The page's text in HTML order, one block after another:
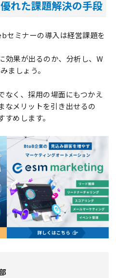
れた課題解決の手段
セミナーの導入は経営課題を
効果が出るのか、分析し、W
ましょう。
なく、採用の場面にもつかえ
なメリットを引き出せるの
めします。